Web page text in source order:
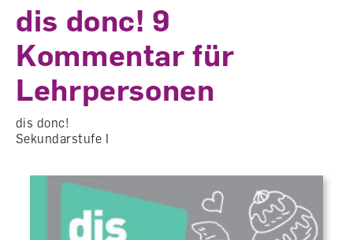
dis donc! 9
Kommentar für
Lehrpersonen
dis donc!
Sekundarstufe I